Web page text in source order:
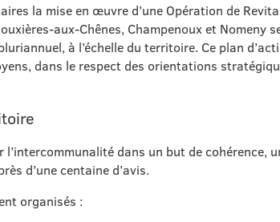
la mise en œuvre d’une Opération de
aux-Chênes, Champenoux et Nomeny
à l’échelle du territoire. Ce plan
dans le respect des orientations
dans un but de cohérence,
d’une centaine d’avis.
organisés :